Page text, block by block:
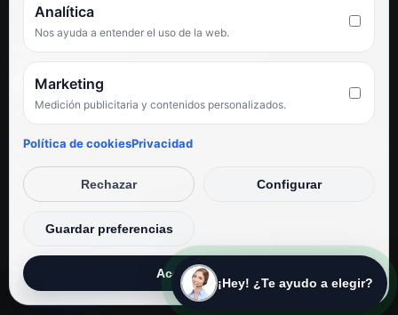
TikTok
PUNTUACIÓN DE 4,6 SOBRE 5 EN GOOGLE
★★★★★
Hemos comprado en varias ocasiones y siempre dan respuesta.
Espectacular, servicio de 10.»
Iván Rodríguez Ramos
© Electrodirecto 2026
Desarrollo y mantenimiento por SitiosWebPRO
¡Hey! ¿Te ayudo a elegir?
Analítica
Nos ayuda a entender el uso de la web.
Marketing
Medición publicitaria y contenidos personalizados.
Política de cookiesPrivacidad
Rechazar Configurar
Guardar preferencias
Aceptar todas
Privacidad